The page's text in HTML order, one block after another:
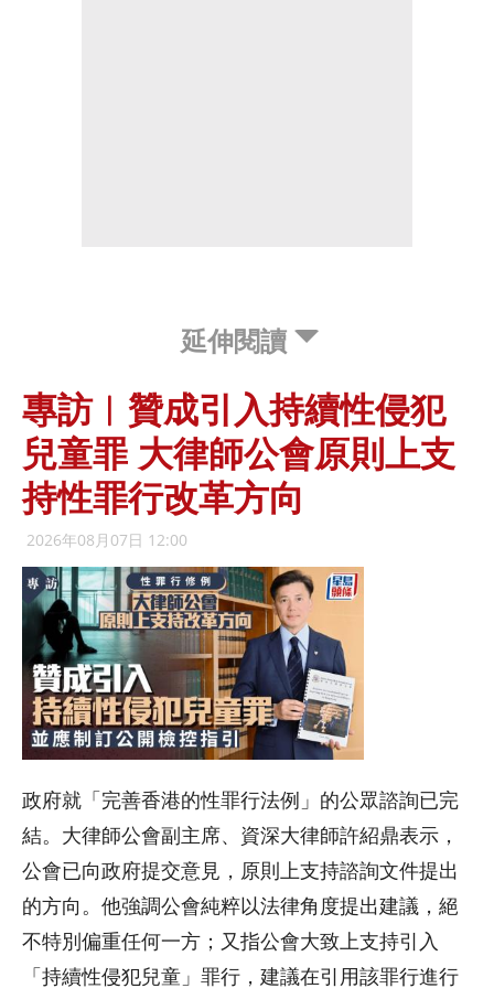
延伸閱讀
專訪︱贊成引入持續性侵犯
兒童罪 大律師公會原則上支
持性罪行改革方向
2026年08月07日 12:00
政府就「完善香港的性罪行法例」的公眾諮詢已完
結。大律師公會副主席、資深大律師許紹鼎表示，
公會已向政府提交意見，原則上支持諮詢文件提出
的方向。他強調公會純粹以法律角度提出建議，絕
不特別偏重任何一方；又指公會大致上支持引入
「持續性侵犯兒童」罪行，建議在引用該罪行進行